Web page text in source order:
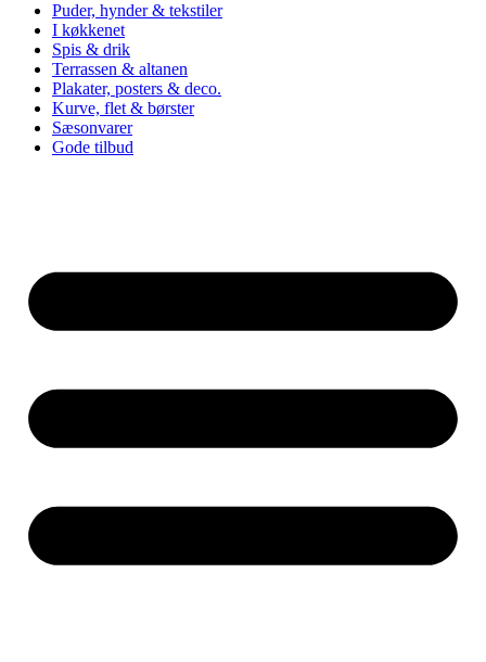
Puder, hynder & tekstiler
I køkkenet
Spis & drik
Terrassen & altanen
Plakater, posters & deco.
Kurve, flet & børster
Sæsonvarer
Gode tilbud